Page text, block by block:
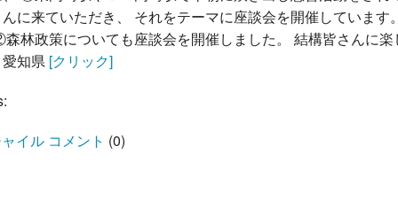
に来ていただき、 それをテーマに座談会を開催しています
林政策についても座談会を開催しました。 結構皆さんに楽
知県 [クリック]
イル コメント (0)